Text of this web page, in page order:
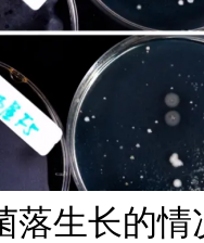
落生长的